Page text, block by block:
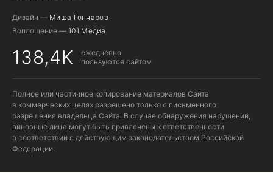
Дизайн — Миша Гончаров
Воплощение — 101 Медиа
138,4K
ежедневно
пользуются сайтом
Полное или частичное копирование материалов Сайта
в коммерческих целях разрешено только с письменного
разрешения владельца Сайта. В случае обнаружения нарушений,
виновные лица могут быть привлечены к ответственности
в соответствии с действующим законодательством Российской
Федерации.